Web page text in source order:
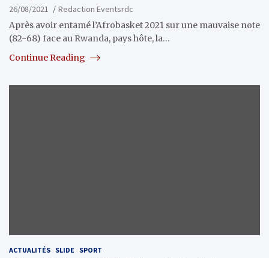
26/08/2021
Redaction Eventsrdc
Après avoir entamé l’Afrobasket 2021 sur une mauvaise note
(82-68) face au Rwanda, pays hôte, la…
Continue Reading
ACTUALITÉS SLIDE SPORT